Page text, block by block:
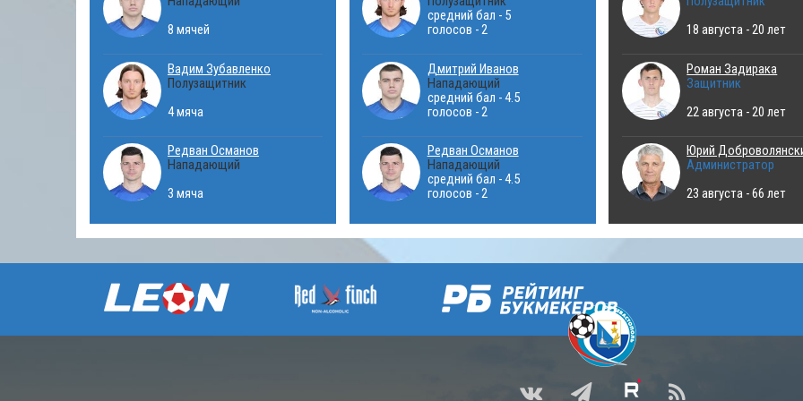
8 мячей
Вадим Зубавленко
Полузащитник
4 мяча
Редван Османов
Нападающий
3 мяча
средний бал - 5
голосов - 2
Дмитрий Иванов
Нападающий
средний бал - 4.5
голосов - 2
Редван Османов
Нападающий
средний бал - 4.5
голосов - 2
18 августа - 20 лет
Роман Задирака
Защитник
22 августа - 20 лет
Юрий
Администратор
23 августа - 66 лет